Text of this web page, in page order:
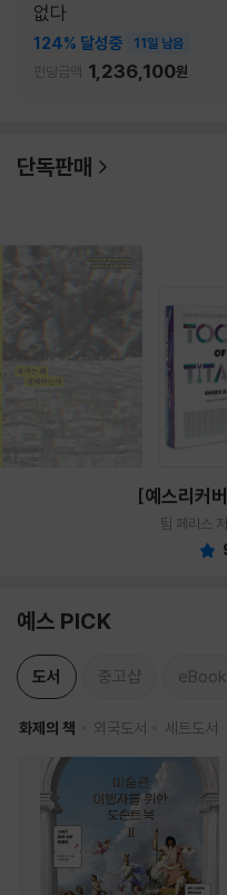
없다
124% 달성중 11일 남음
펀딩금액 1,236,100원
단독판매
[예스리커
팀 페리스
예스 PICK
도서 중고샵 eBook
화제의 책 외국도서 세트도서